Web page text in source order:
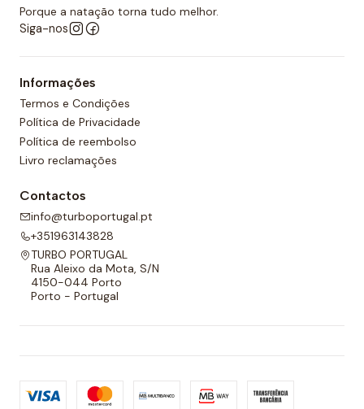
Porque a natação torna tudo melhor.
Siga-nos
Informações
Termos e Condições
Política de Privacidade
Política de reembolso
Livro reclamações
Contactos
info@turboportugal.pt
+351963143828
TURBO PORTUGAL
Rua Aleixo da Mota, S/N
4150-044 Porto
Porto - Portugal